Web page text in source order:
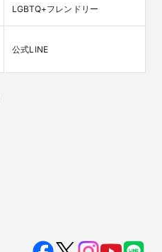
LGBTQ+フレンドリー
公式LINE